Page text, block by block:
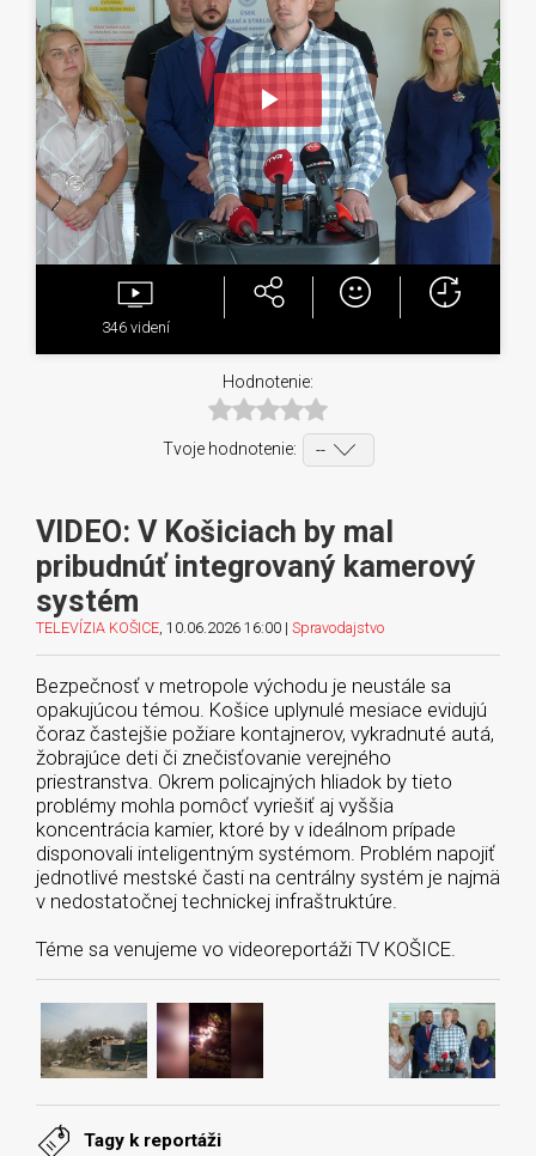
Play
Video
346videní
Hodnotenie:
Tvoje hodnotenie:
VIDEO: V Košiciach by mal
pribudnúť integrovaný kamerový
systém
TELEVÍZIA KOŠICE , 10.06.2026 16:00 | Spravodajstvo
Bezpečnosť v metropole východu je neustále sa
opakujúcou témou. Košice uplynulé mesiace evidujú
čoraz častejšie požiare kontajnerov, vykradnuté autá,
žobrajúce deti či znečisťovanie verejného
priestranstva. Okrem policajných hliadok by tieto
problémy mohla pomôcť vyriešiť aj vyššia
koncentrácia kamier, ktoré by v ideálnom prípade
disponovali inteligentným systémom. Problém napojiť
jednotlivé mestské časti na centrálny systém je najmä
v nedostatočnej technickej infraštruktúre.
Téme sa venujeme vo videoreportáži TV KOŠICE.
Tagy k reportáži